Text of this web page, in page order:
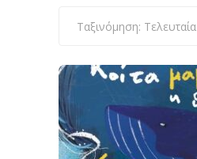
Ταξινόμηση: Τελευταία